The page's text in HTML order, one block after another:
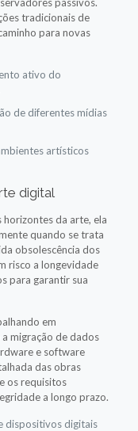
tradicionais de
para novas
ativo do
de diferentes mídias
artísticos
digital
da arte, ela
quando se trata
obsolescência dos
risco a longevidade
para garantir sua
em
migração de dados
e software
das obras
os requisitos
a longo prazo.
dispositivos digitais